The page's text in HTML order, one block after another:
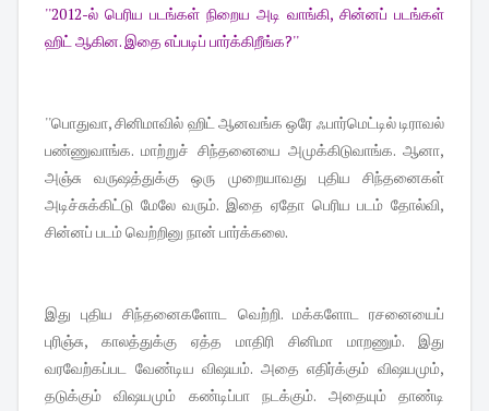
''2012-ல் பெரிய படங்கள் நிறைய அடி வாங்கி, சின்னப் படங்கள்
ஹிட் ஆகின. இதை எப்படிப் பார்க்கிறீங்க?''
''பொதுவா, சினிமாவில் ஹிட் ஆனவங்க ஒரே ஃபார்மெட்டில் டிராவல்
பண்ணுவாங்க. மாற்றுச் சிந்தனையை அமுக்கிடுவாங்க. ஆனா,
அஞ்சு வருஷத்துக்கு ஒரு முறையாவது புதிய சிந்தனைகள்
அடிச்சுக்கிட்டு மேலே வரும். இதை ஏதோ பெரிய படம் தோல்வி,
சின்னப் படம் வெற்றினு நான் பார்க்கலை.
இது புதிய சிந்தனைகளோட வெற்றி. மக்களோட ரசனையைப்
புரிஞ்சு, காலத்துக்கு ஏத்த மாதிரி சினிமா மாறணும். இது
வரவேற்கப்பட வேண்டிய விஷயம். அதை எதிர்க்கும் விஷயமும்,
தடுக்கும் விஷயமும் கண்டிப்பா நடக்கும். அதையும் தாண்டி